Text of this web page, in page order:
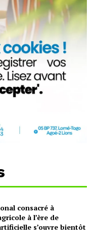
consacré à
à l’ère de
s’ouvre bientôt